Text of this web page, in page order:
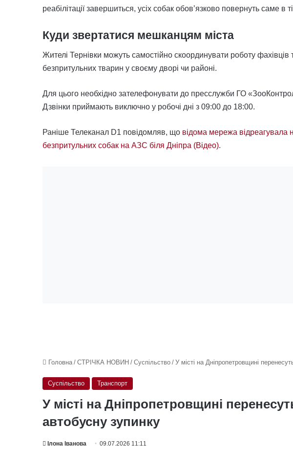
реабілітації завершиться, усіх собак обов’язково повернуть саме в
Куди звертатися мешканцям міста
Жителі Тернівки можуть самостійно скоординувати роботу
безпритульних тварин у своєму дворі чи районі.
Для цього необхідно зателефонувати до пресслужби ГО
Дзвінки приймають виключно у робочі дні з 09:00 до 18:00.
Раніше Телеканал D1 повідомляв, що відома мережа відреагувала
безпритульних собак на АЗС біля Дніпра (Відео).